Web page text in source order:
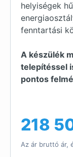
helyiségek
fenntartási
A készülék
telepítéssel
pontos
218
Az ár bruttó ár,